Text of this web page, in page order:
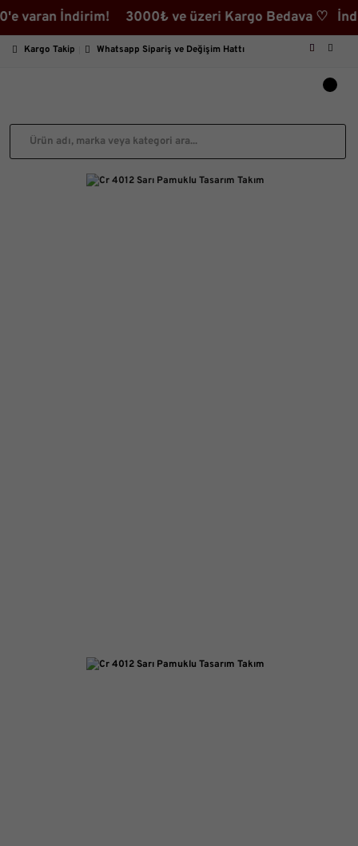
İndirim! 3000₺ ve üzeri Kargo Bedava ♡
Kargo Takip Whatsapp Sipariş ve Değişim Hattı